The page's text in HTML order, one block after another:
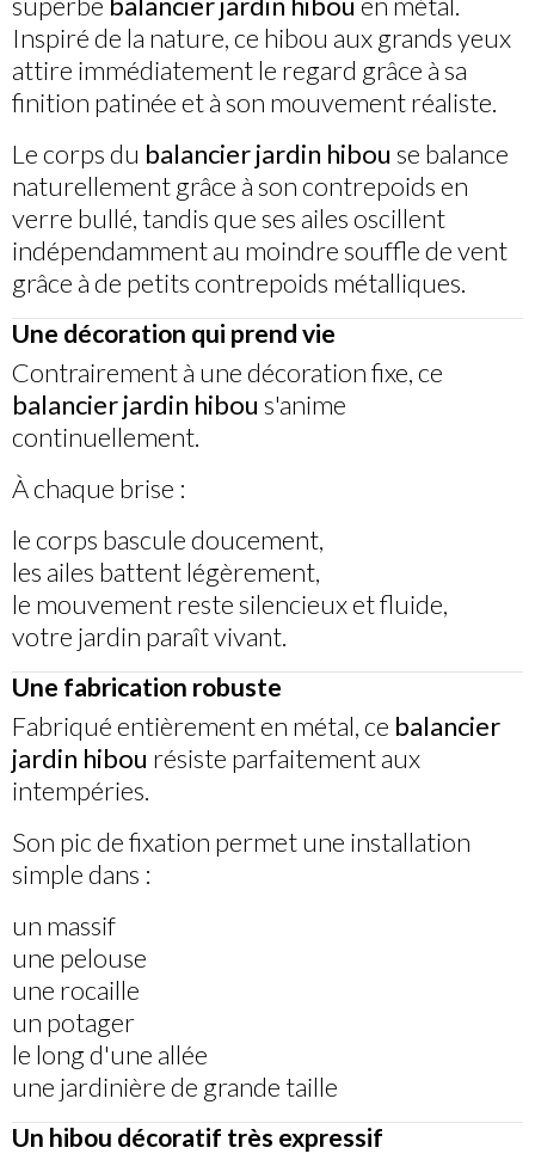
Inspiré de la nature, ce hibou aux grands yeux
attire immédiatement le regard grâce à sa
finition patinée et à son mouvement réaliste.
Le corps du balancier jardin hibou se balance
naturellement grâce à son contrepoids en
verre bullé, tandis que ses ailes oscillent
indépendamment au moindre souffle de vent
grâce à de petits contrepoids métalliques.
Une décoration qui prend vie
Contrairement à une décoration fixe, ce
balancier jardin hibou s'anime
continuellement.
À chaque brise :
le corps bascule doucement,
les ailes battent légèrement,
le mouvement reste silencieux et fluide,
votre jardin paraît vivant.
Une fabrication robuste
Fabriqué entièrement en métal, ce balancier
jardin hibou résiste parfaitement aux
intempéries.
Son pic de fixation permet une installation
simple dans :
un massif
une pelouse
une rocaille
un potager
le long d'une allée
une jardinière de grande taille
Un hibou décoratif très expressif